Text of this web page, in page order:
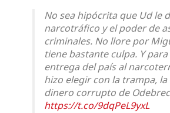
No sea hipócrita que Ud le
narcotráfico y el poder de
criminales. No llore por
tiene bastante culpa. Y
entrega del país al
hizo elegir con la trampa,
dinero corrupto de
https://t.co/9dqPeL9yxL